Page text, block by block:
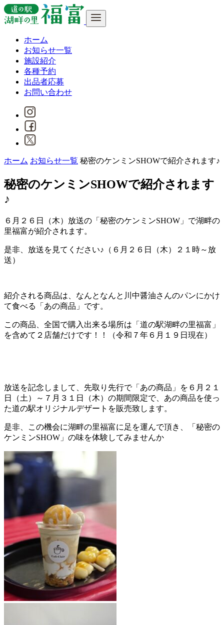
ホーム
お知らせ一覧
施設紹介
各種予約
出品者応募
お問い合わせ
ホーム お知らせ一覧 秘密のケンミンSHOWで紹介されます♪
秘密のケンミンSHOWで紹介されます
♪
６月２６日（木）放送の「秘密のケンミンSHOW」で湖畔の
里福富が紹介されます。
是非、放送を見てください♪（６月２６日（木）２１時～放
送）
紹介される商品は、なんとなんと川中醤油さんのパンにかけ
て食べる「あの商品」です。
この商品、全国で購入出来る場所は「道の駅湖畔の里福富」
を含めて２店舗だけです！！（令和７年６月１９日現在）
放送を記念しまして、先取り先行で「あの商品」を６月２１
日（土）～７月３１日（木）の期間限定で、あの商品を使っ
た道の駅オリジナルデザートを販売致します。
是非、この機会に湖畔の里福富に足を運んで頂き、「秘密の
ケンミンSHOW」の味を体験してみませんか